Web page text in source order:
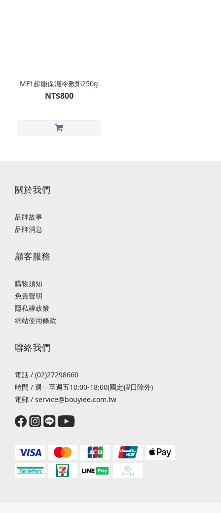
MF1超能保濕冷敷劑250g
NT$800
關於我們
品牌故事
品牌消息
顧客服務
購物須知
免責聲明
隱私權政策
網站使用條款
聯絡我們
電話 / (02)27298660
時間 / 週一至週五10:00-18:00(國定假日除外)
電郵 / service@bouyiee.com.tw